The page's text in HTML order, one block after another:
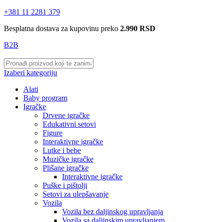
+381 11 2281 379
Besplatna dostava za kupovinu preko 2.990 RSD
B2B
Izaberi kategoriju
Alati
Baby program
Igračke
Drvene igračke
Edukativni setovi
Figure
Interaktivne igračke
Lutke i bebe
Muzičke igračke
Plišane igračke
Interaktivne igračke
Puške i pištolji
Setovi za ulepšavanje
Vozila
Vozila bez daljinskog upravljanja
Vozila sa daljinskim upravljanjem